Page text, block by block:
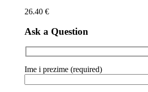
26.40 €
Ask a Question
Ime i prezime (required)